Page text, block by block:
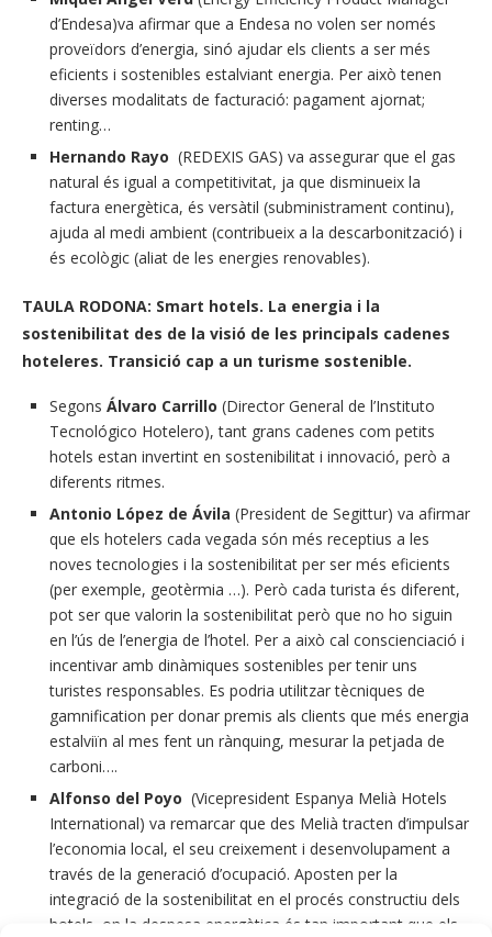
d’Endesa)va afirmar que a Endesa no volen ser només
proveïdors d’energia, sinó ajudar els clients a ser més
eficients i sostenibles estalviant energia. Per això tenen
diverses modalitats de facturació: pagament ajornat;
renting…
Hernando Rayo (REDEXIS GAS) va assegurar que el gas
natural és igual a competitivitat, ja que disminueix la
factura energètica, és versàtil (subministrament continu),
ajuda al medi ambient (contribueix a la descarbonització) i
és ecològic (aliat de les energies renovables).
TAULA RODONA: Smart hotels. La energia i la
sostenibilitat des de la visió de les principals cadenes
hoteleres. Transició cap a un turisme sostenible.
Segons Álvaro Carrillo (Director General de l’Instituto
Tecnológico Hotelero), tant grans cadenes com petits
hotels estan invertint en sostenibilitat i innovació, però a
diferents ritmes.
Antonio López de Ávila (President de Segittur) va afirmar
que els hotelers cada vegada són més receptius a les
noves tecnologies i la sostenibilitat per ser més eficients
(per exemple, geotèrmia …). Però cada turista és diferent,
pot ser que valorin la sostenibilitat però que no ho siguin
en l’ús de l’energia de l’hotel. Per a això cal conscienciació i
incentivar amb dinàmiques sostenibles per tenir uns
turistes responsables. Es podria utilitzar tècniques de
gamnification per donar premis als clients que més energia
estalviïn al mes fent un rànquing, mesurar la petjada de
carboni….
Alfonso del Poyo (Vicepresident Espanya Melià Hotels
International) va remarcar que des Melià tracten d’impulsar
l’economia local, el seu creixement i desenvolupament a
través de la generació d’ocupació. Aposten per la
integració de la sostenibilitat en el procés constructiu dels
hotels, on la despesa energètica és tan important que els